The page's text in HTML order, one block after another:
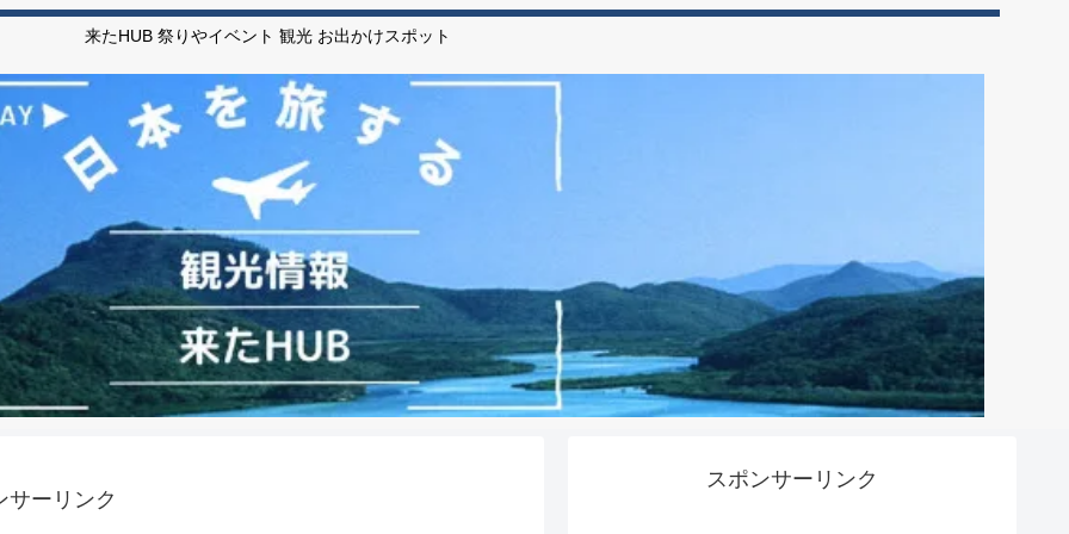
来たHUB 祭りやイベント 観光 お出かけスポット
サーリンク
スポンサーリンク